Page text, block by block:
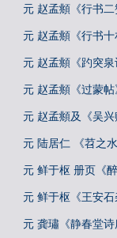
元 赵孟頫《行书二
元 赵孟頫《行书十
元 赵孟頫《趵突泉
元 赵孟頫《过蒙帖
元 赵孟頫及《吴兴
元 陆居仁 《苕之水
元 鲜于枢 册页《
元 鲜于枢《王安石
元 龚璛《静春堂诗